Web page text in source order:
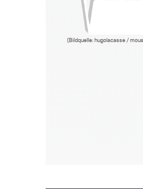
(Bildquelle: hugolacasse /